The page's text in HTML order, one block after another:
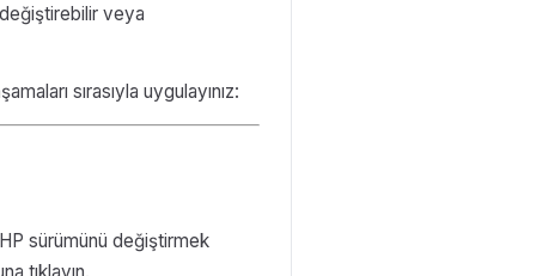
veya
sırasıyla uygulayınız:
sürümünü değiştirmek